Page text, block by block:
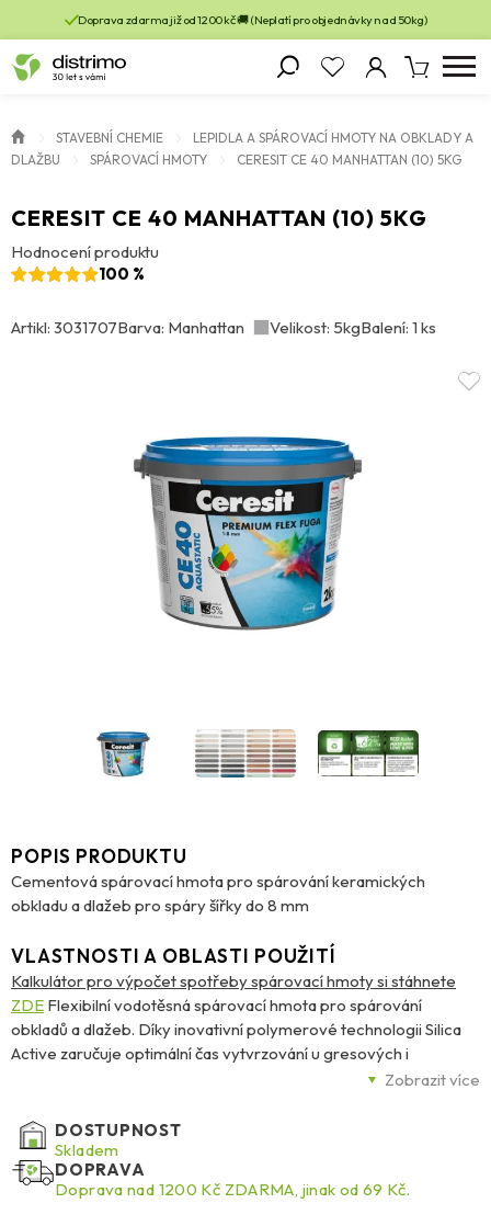
Doprava zdarma již od 1200 kč 🚚 (Neplatí pro objednávky nad 50kg)
STAVEBNÍ CHEMIE
LEPIDLA A SPÁROVACÍ HMOTY NA OBKLADY A
DLAŽBU
SPÁROVACÍ HMOTY CERESIT CE 40 MANHATTAN (10) 5KG
CERESIT CE 40 MANHATTAN (10) 5KG
Hodnocení produktu
100 %
Artikl: 3031707Barva: Manhattan Velikost: 5kgBalení: 1 ks
POPIS PRODUKTU
Cementová spárovací hmota pro spárování keramických
obkladu a dlažeb pro spáry šířky do 8 mm
Zobrazit více
VLASTNOSTI A OBLASTI POUŽITÍ
Kalkulátor pro výpočet spotřeby spárovací hmoty si stáhnete
ZDE Flexibilní vodotěsná spárovací hmota pro spárování
obkladů a dlažeb. Díky inovativní polymerové technologii Silica
Active zaručuje optimální čas vytvrzování u gresových i
keramických dlažeb a dokonalou stálost a intenzitu barev bez
zaručuje dlouhodobou životnost spáry a ve spojení s Trojitou
ochranou MicroProtect je navíc účinně chráněna proti houbám a
plísním.
DOSTUPNOST
Skladem
DOPRAVA
Doprava nad 1200 Kč ZDARMA, jinak od 69 Kč.